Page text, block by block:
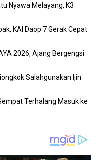
Nyawa Melayang, K3
KAI Daop 7 Gerak Cepat
2026, Ajang Bergengsi
Salahgunakan Ijin
Terhalang Masuk ke